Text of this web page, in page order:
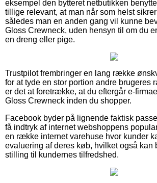
eksempel den bytteret netbutikken
tillige relevant, at man når som helst
således man en anden gang vil kunne
Gloss Crewneck, uden hensyn til om du
en dreng eller pige.
Trustpilot frembringer en lang række
for at tyde en stor portion andre brugeres
er det at foretrække, at du eftergår e-
Gloss Crewneck inden du shopper.
Facebook byder på lignende faktisk
få indtryk af internet webshoppens
en række internet varehuse hvor kunder
evaluering af deres køb, hvilket også kan
stilling til kundernes tilfredshed.